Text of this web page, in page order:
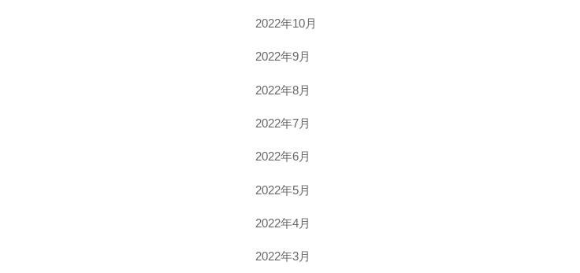
2022年10月
2022年9月
2022年8月
2022年7月
2022年6月
2022年5月
2022年4月
2022年3月